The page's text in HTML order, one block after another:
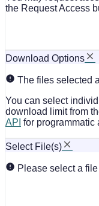
the Request Access
Download Options
The files selected
You can select
download limit from
API for programmatic
Select File(s)
Please select a